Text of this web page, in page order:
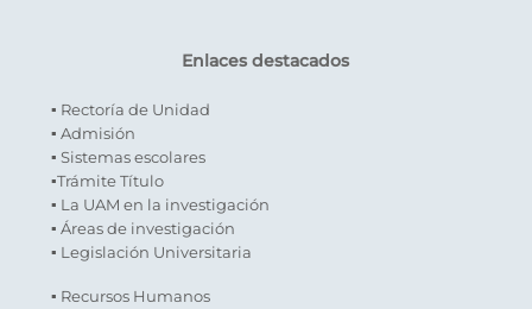
Enlaces destacados
▪ Rectoría de Unidad
▪ Admisión
▪ Sistemas escolares
▪Trámite Título
▪ La UAM en la investigación
▪ Áreas de investigación
▪ Legislación Universitaria
▪ Recursos Humanos